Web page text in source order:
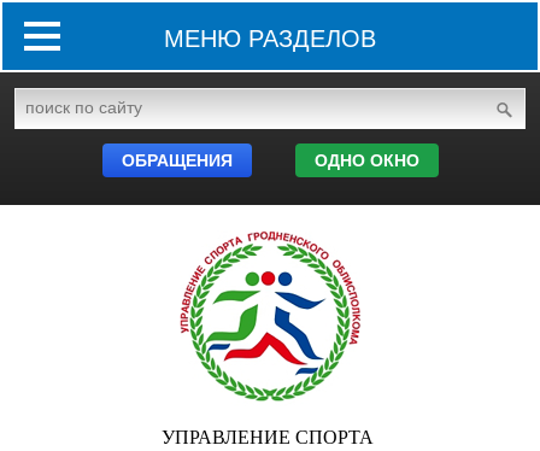
МЕНЮ РАЗДЕЛОВ
ОБРАЩЕНИЯ ОДНО ОКНО
УПРАВЛЕНИЕ СПОРТА